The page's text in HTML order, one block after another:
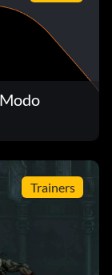
Trainers